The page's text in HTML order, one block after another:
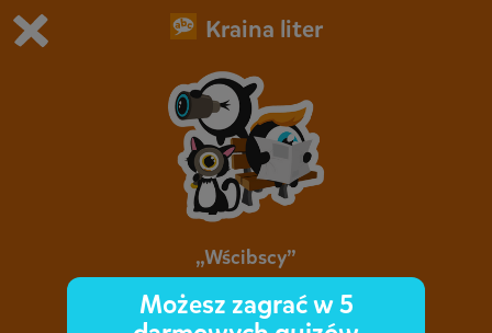
Grasz w wersję demonstracyjną Squli
Kup teraz!
0 1
Kraina liter
„Wścibscy”
Niektórzy ludzie i niektóre zwierzęta chcą
Możesz zagrać w 5